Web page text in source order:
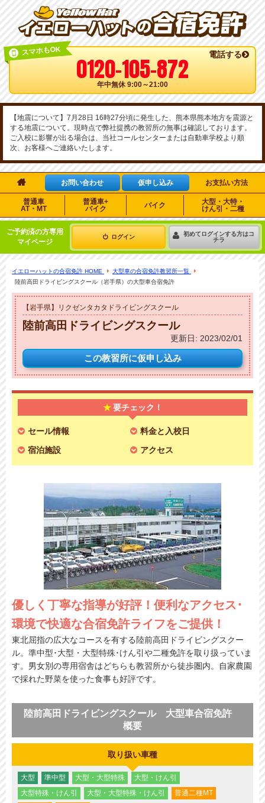
スマホもOK 電話する
0120-105-872
年中無休 9:00～21:00
【地震について】7月28日 16時27分頃に発生した、熊本県熊本地方を震源と
する地震について。現時点で弊社提携の教習所の無事は確認しております。
ご入校に影響が出る場合は、当社コールセンターまたは自動車学校より順
次、お客様へご連絡いたします。
 お問い合わせ 仮申し込み お支払い方法
普通車
AT・MT
普通車+
バイク
バイク
大型・大特・
けん引・二種
ご予約済の方専用
マイページ
ログイン
初めてログインする方はコ
チラ
イエローハットの合宿免許 HOME
大型車の合宿免許教習所一覧
陸前高田ドライビングスクール（岩手県）の大型車合宿免許
【岩手県】リクゼンタカタドライビングスクール
陸前高田ドライビングスクール
更新日: 2023/02/01
この教習所に仮申し込み
要チェック！
セール情報
料金と入校日
宿泊施設
アクセス
優しく丁寧な指導が好評！便利なアクセス･
環境で快適な合宿免許ライフをご提供！
東北屈指の広大なコースを有する陸前高田ドライビングスクー
ル。準中型･大型・大型特殊･けん引や二種免許を取り扱っていま
す。男女別の専用宿舎はどちらも教習所から徒歩圏内。自家農園
で採れた野菜を使った食事も好評です。
陸前高田ドライビングスクール 大型車合宿免許
概要
取り扱い車種
大型 準中型 大型・大型特殊
大型・けん引
大型特殊・けん引
大型・大型特殊・けん引
普通二種MT